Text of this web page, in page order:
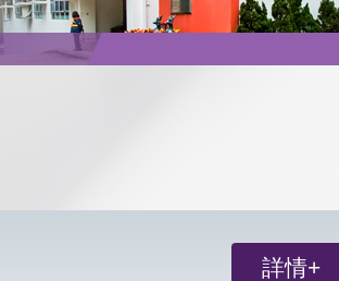
詳情+